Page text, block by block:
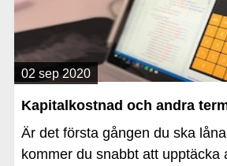
02 sep 2020
Kapitalkostnad och andra
Är det första gången du ska
kommer du snabbt att upptäcka